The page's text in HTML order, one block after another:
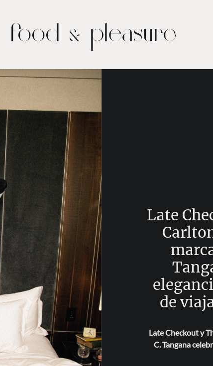
Late
de
Late Checkout y
C. Tangana